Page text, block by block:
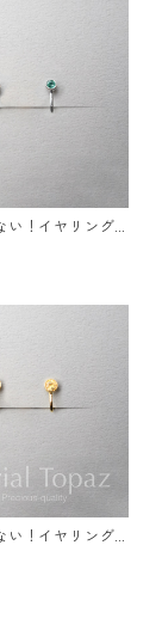
い！イヤリング
サージカルス
アレルギー スキ
い！イヤリング
トパーズ AAA宝
ルステンレス 誕